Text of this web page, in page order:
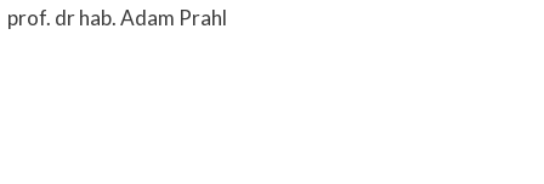
prof. dr hab. Adam Prahl